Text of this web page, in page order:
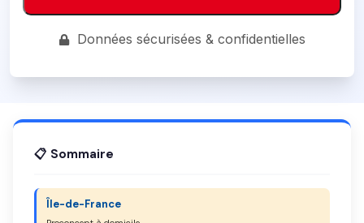
CompanyDonnées sécurisées & confidentielles
📋 Sommaire
Île-de-France